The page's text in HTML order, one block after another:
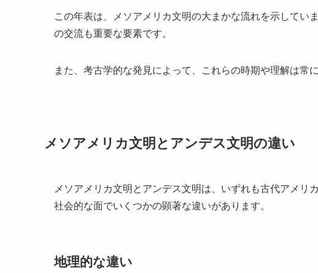
この年表は、メソアメリカ文明の大まかな流れを示してい
の交流も重要な要素です。
また、考古学的な発見によって、これらの時期や理解は常
メソアメリカ文明とアンデス文明の違い
メソアメリカ文明とアンデス文明は、いずれも古代アメリ
社会的な面でいくつかの顕著な違いがあります。
地理的な違い